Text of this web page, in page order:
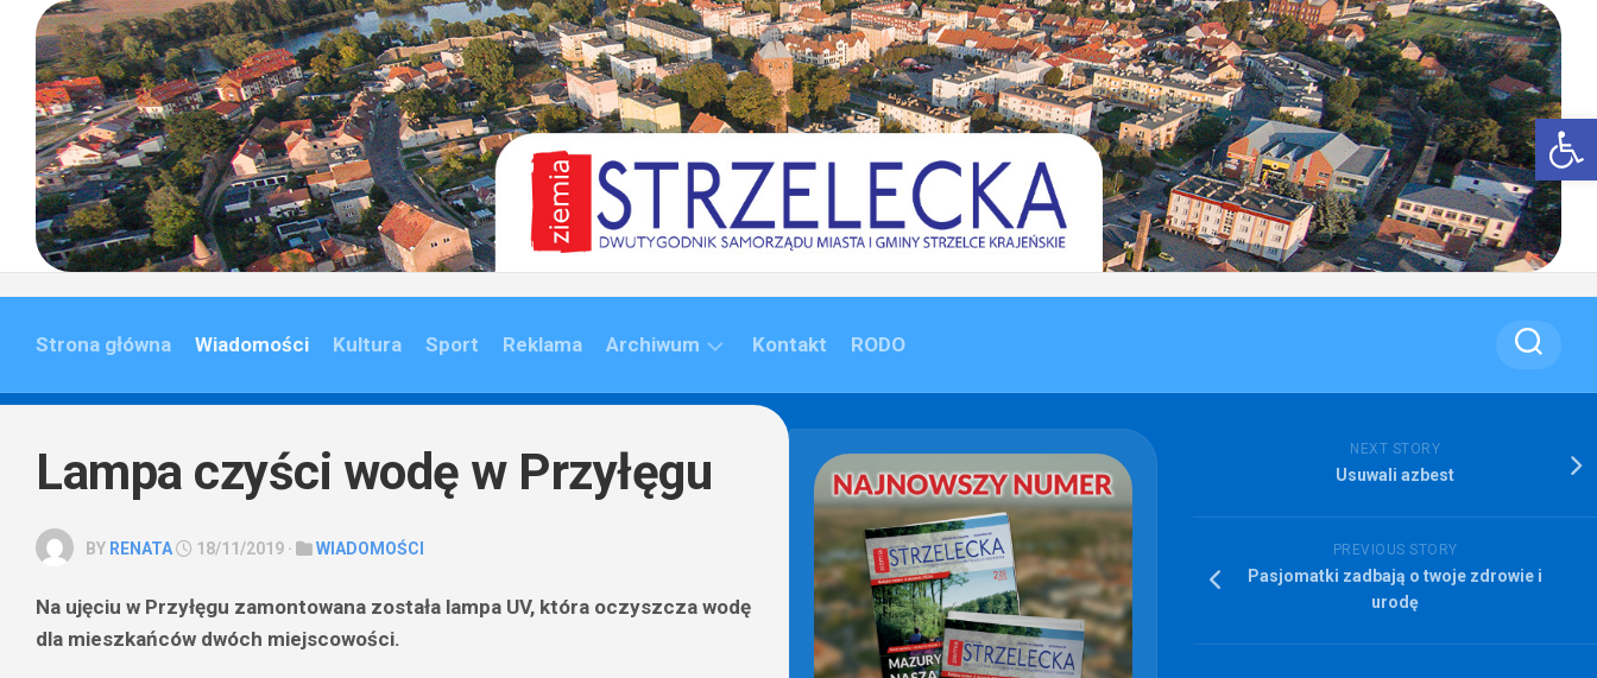
content
Strona główna Wiadomości Kultura Sport Reklama Archiwum
2020)
Kontakt RODO
Lampa czyści wodę w Przyłęgu
BY RENATA 18/11/2019 · WIADOMOŚCI
Na ujęciu w Przyłęgu zamontowana została lampa UV, która oczyszcza wodę
dla mieszkańców dwóch miejscowości.
NEXT STORY
Usuwali azbest
PREVIOUS STORY
Pasjomatki zadbają o twoje zdrowie i
urodę